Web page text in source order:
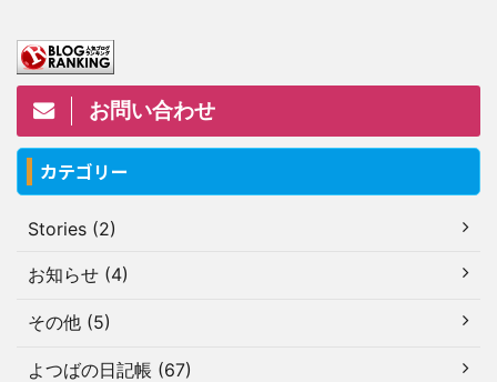
お問い合わせ
カテゴリー
Stories (2)
お知らせ (4)
その他 (5)
よつばの日記帳 (67)